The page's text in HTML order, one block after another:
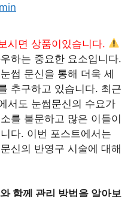
시면 상품이있습니다.
하는 중요한 요소입니다.
썹 문신을 통해 더욱 세
추구하고 있습니다. 최근
서도 눈썹문신의 수요가
를 불문하고 많은 이들이
다. 이번 포스트에서는
신의 반영구 시술에 대해
함께 관리 방법을 알아보